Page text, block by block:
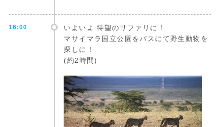
16:00
いよいよ 待望のサファリに！
マサイマラ国立公園をバスにて野生動物を
探しに！
(約2時間)